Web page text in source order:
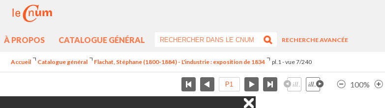
À PROPOS CATALOGUE GÉNÉRAL
RECHERCHE AVANCÉE
Accueil Catalogue général Flachat, Stéphane (1800-1884) - L'industrie : exposition de 1834 pl.1 - vue 7/240
100%